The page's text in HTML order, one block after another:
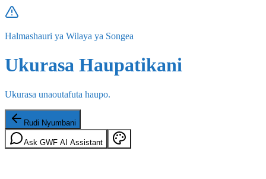
Halmashauri ya Wilaya ya Songea
Ukurasa Haupatikani
Ukurasa unaoutafuta haupo.
Rudi Nyumbani
Ask GWF AI Assistant